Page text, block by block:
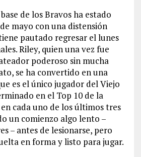
de los Bravos ha estado
mayo con una distensión
pautado regresar el lunes
Riley, quien una vez fue
poderoso sin mucha
se ha convertido en una
es el único jugador del Viejo
en el Top 10 de la
cada uno de los últimos tres
un comienzo algo lento –
– antes de lesionarse, pero
en forma y listo para jugar.